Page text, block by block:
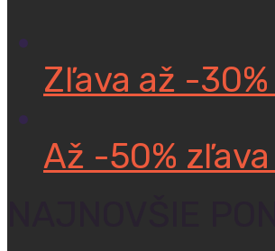
Zľava až -
Až -50%